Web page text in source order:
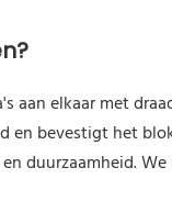
elkaar met
bevestigt het
duurzaamheid.